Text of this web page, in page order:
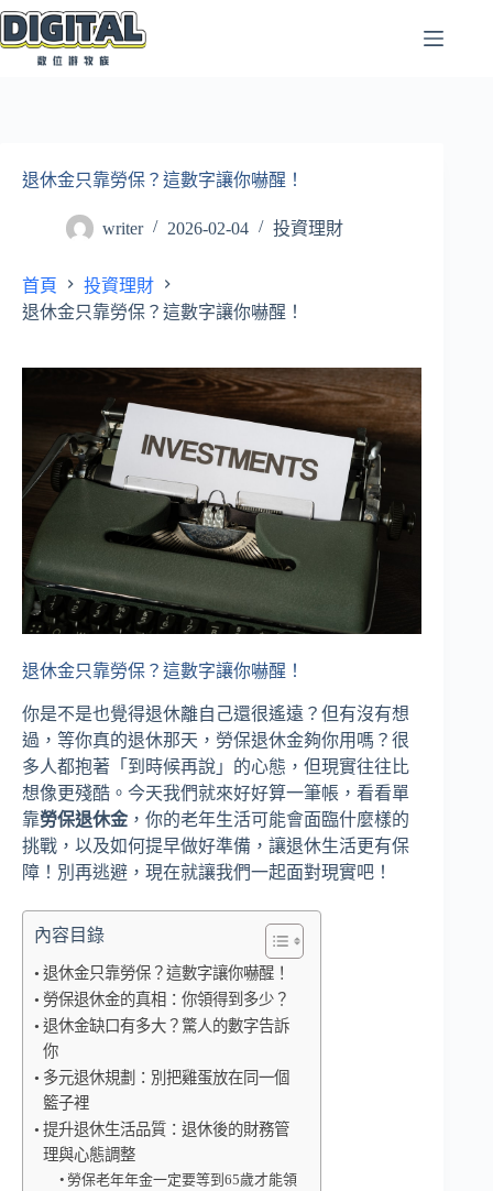
跳
至
退休金只靠勞保？這數字讓你嚇醒！
writer 2026-02-04 投資理財
首頁
投資理財
退休金只靠勞保？這數字讓你嚇醒！
退休金只靠勞保？這數字讓你嚇醒！
你是不是也覺得退休離自己還很遙遠？但有沒有想
過，等你真的退休那天，勞保退休金夠你用嗎？很
多人都抱著「到時候再說」的心態，但現實往往比
想像更殘酷。今天我們就來好好算一筆帳，看看單
靠勞保退休金 ，你的老年生活可能會面臨什麼樣的
挑戰，以及如何提早做好準備，讓退休生活更有保
障！別再逃避，現在就讓我們一起面對現實吧！
內容目錄
退休金只靠勞保？這數字讓你嚇醒！
勞保退休金的真相：你領得到多少？
退休金缺口有多大？驚人的數字告訴
你
多元退休規劃：別把雞蛋放在同一個
籃子裡
提升退休生活品質：退休後的財務管
理與心態調整
勞保老年年金一定要等到65歲才能領